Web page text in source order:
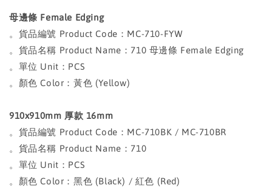
母邊條 Female Edging
。貨品編號 Product Code：MC-710-FYW
。貨品名稱 Product Name：710 母邊條 Female Edging
。單位 Unit：PCS
。顏色 Color：黃色 (Yellow)
910x910mm 厚款 16mm
。貨品編號 Product Code：MC-710BK / MC-710BR
。貨品名稱 Product Name：710
。單位 Unit：PCS
。顏色 Color：黑色 (Black) / 紅色 (Red)